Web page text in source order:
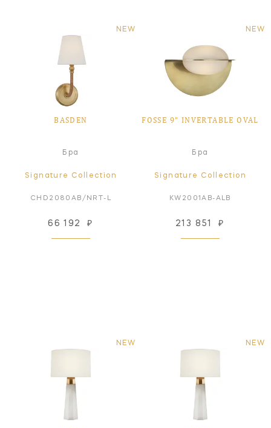
NEW
BASDEN
Бра
Signature Collection
CHD2080AB/NRT-L
66 192 ₽
NEW
FOSSE 9" INVERTABLE OVAL
Бра
Signature Collection
KW2001AB-ALB
213 851 ₽
NEW NEW